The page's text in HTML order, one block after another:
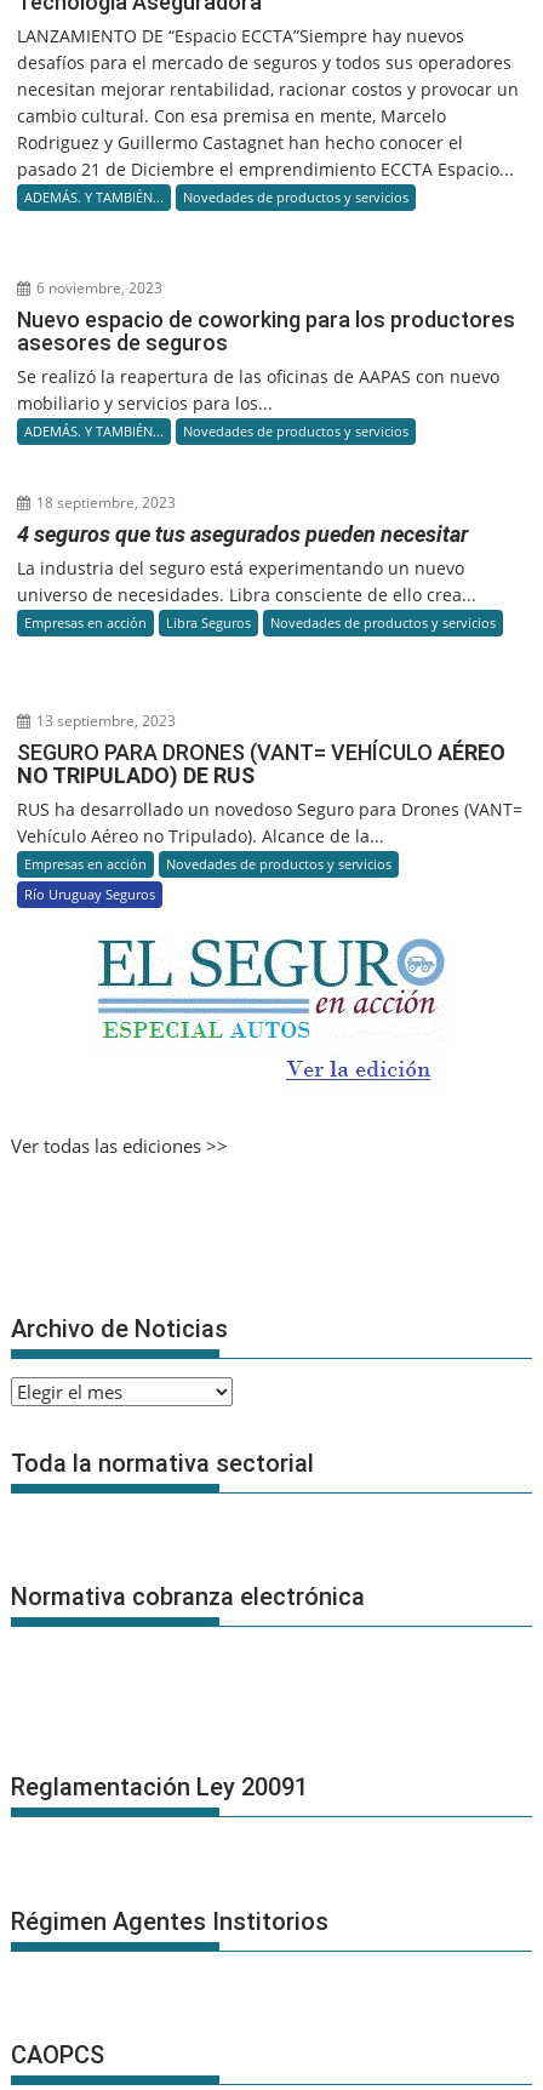
LANZAMIENTO DE “Espacio ECCTA”Siempre hay nuevos
desafíos para el mercado de seguros y todos sus operadores
necesitan mejorar rentabilidad, racionar costos y provocar un
cambio cultural. Con esa premisa en mente, Marcelo
Rodriguez y Guillermo Castagnet han hecho conocer el
pasado 21 de Diciembre el emprendimiento ECCTA Espacio...
ADEMÁS. Y TAMBIÉN... Novedades de productos y servicios
6 noviembre, 2023
Nuevo espacio de coworking para los productores
asesores de seguros
Se realizó la reapertura de las oficinas de AAPAS con nuevo
mobiliario y servicios para los...
ADEMÁS. Y TAMBIÉN... Novedades de productos y servicios
18 septiembre, 2023
4 seguros que tus asegurados pueden necesitar
La industria del seguro está experimentando un nuevo
universo de necesidades. Libra consciente de ello crea...
Empresas en acción Libra Seguros Novedades de productos y servicios
13 septiembre, 2023
SEGURO PARA DRONES (VANT= VEHÍCULOAÉREO
NO TRIPULADO) DE RUS
RUS ha desarrollado un novedoso Seguro para Drones (VANT=
Vehículo Aéreo no Tripulado). Alcance de la...
Empresas en acción
Novedades de productos y servicios
Río Uruguay Seguros
Ver todas las ediciones >>
Archivo de Noticias
Archivo
Noticias
Toda la normativa sectorial
Normativa cobranza electrónica
Reglamentación Ley 20091
Régimen Agentes Institorios
CAOPCS